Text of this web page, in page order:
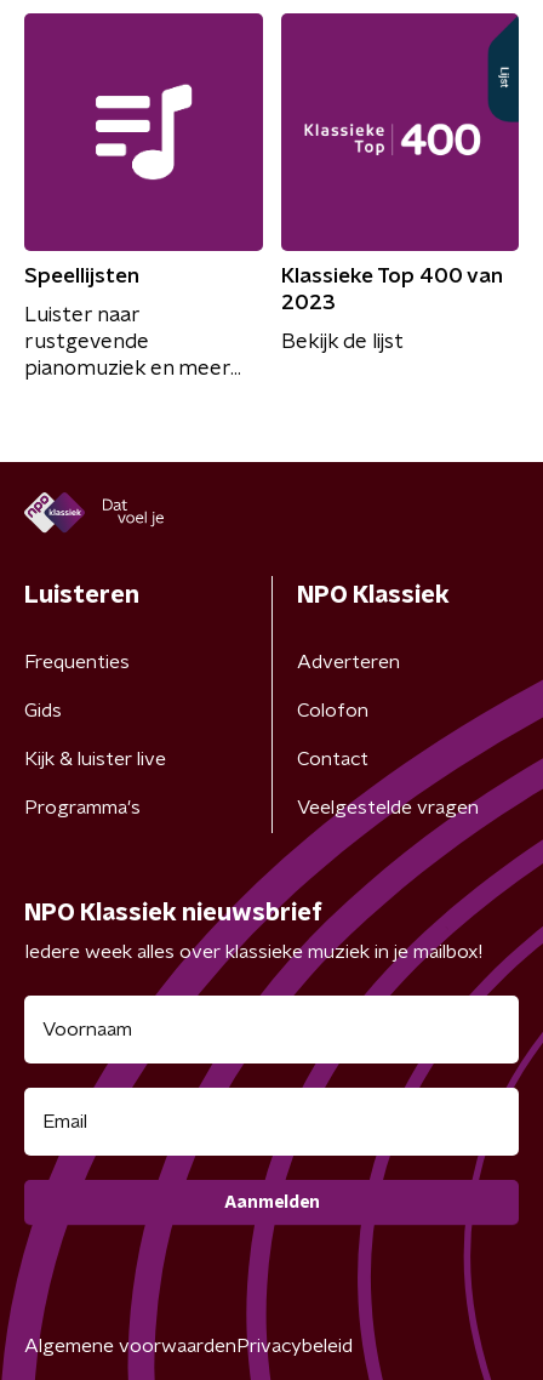
Speellijsten
Luister naar
rustgevende
pianomuziek en meer...
Klassieke Top 400 van
2023
Bekijk de lijst
Luisteren
Frequenties
Gids
Kijk & luister live
Programma's
NPO Klassiek
Adverteren
Colofon
Contact
Veelgestelde vragen
NPO Klassiek nieuwsbrief
Iedere week alles over klassieke muziek in je mailbox!
Aanmelden
Algemene voorwaarden Privacybeleid